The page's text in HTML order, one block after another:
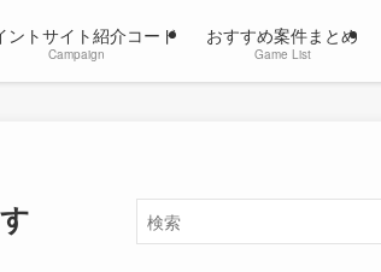
ントサイト紹介コード
Campaign
おすすめ案件まとめ
Game List